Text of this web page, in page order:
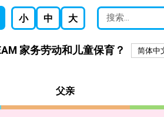
小 中 大
家务劳动和儿童保育？ 简体中
父亲